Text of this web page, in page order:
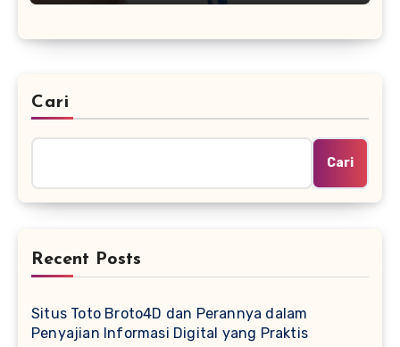
Cari
Cari
Recent Posts
Situs Toto Broto4D dan Perannya dalam
Penyajian Informasi Digital yang Praktis